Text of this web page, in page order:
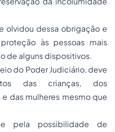
olvidou dessa obrigação e
às pessoas mais
de alguns dispositivos.
do Poder Judiciário, deve
das crianças, dos
das mulheres mesmo que
pela possibilidade de